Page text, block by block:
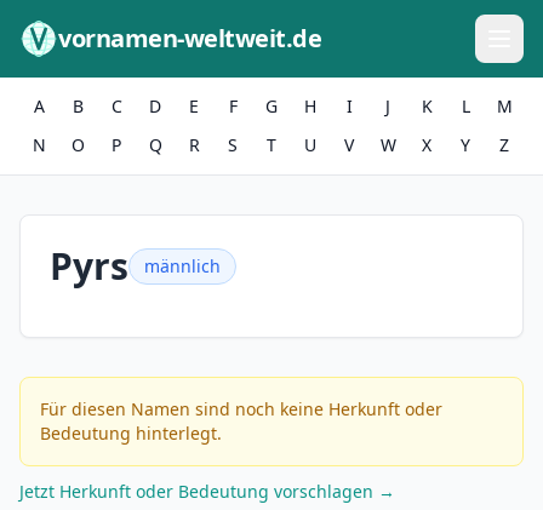
vornamen-weltweit.de
A B C D E F G H I J K L
M
N
O P Q R S T U V W X Y Z
Pyrs männlich
Für diesen Namen sind noch keine Herkunft oder
Bedeutung hinterlegt.
Jetzt Herkunft oder Bedeutung vorschlagen →